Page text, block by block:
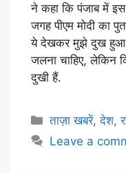
ने कहा कि पंजाब में
जगह पीएम मोदी का
ये देखकर मुझे दुख हुआ
जलना चाहिए, लेकिन
दुखी हैं.
ताज़ा खबरें,देश,
Leave a